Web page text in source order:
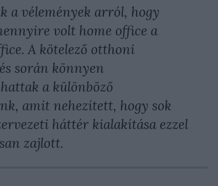
a vélemények arról, hogy
volt home office a
A kötelező otthoni
során könnyen
a különböző
amit nehezített, hogy sok
háttér kialakítása ezzel
zajlott.